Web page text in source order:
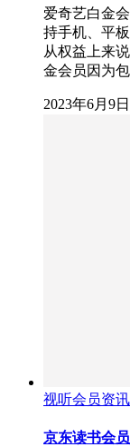
爱奇艺白金
持手机、平
从权益上来
金会员因为
2023年6月9日
视听会员资讯
京东读书会